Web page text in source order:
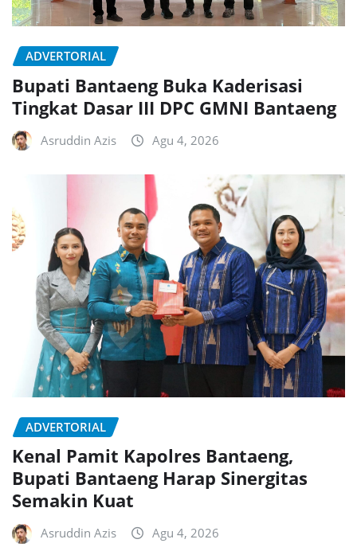
ADVERTORIAL
Bupati Bantaeng Buka Kaderisasi
Tingkat Dasar III DPC GMNI Bantaeng
Asruddin Azis Agu 4, 2026
ADVERTORIAL
Kenal Pamit Kapolres Bantaeng,
Bupati Bantaeng Harap Sinergitas
Semakin Kuat
Asruddin Azis Agu 4, 2026